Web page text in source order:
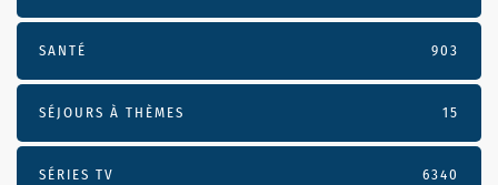
SANTÉ 903
SÉJOURS À THÈMES 15
SÉRIES TV 6340